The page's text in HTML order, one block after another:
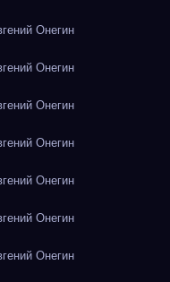
Онегин
Онегин
Онегин
Онегин
Онегин
Онегин
Онегин